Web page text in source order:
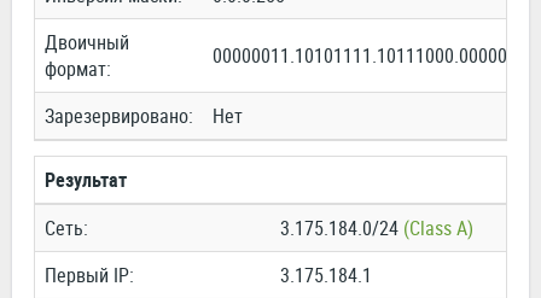
Двоичный
формат:
00000011.10101111.10111000.00000000
Зарезервировано: Нет
Результат
Сеть:
3.175.184.0/24 (Class A)
Первый IP:
3.175.184.1